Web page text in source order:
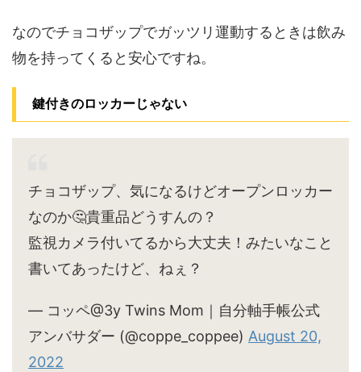
なのでチョコザップでガッツリ運動するときは飲み
物を持ってくると安心ですね。
鍵付きのロッカーじゃない
チョコザップ、気になるけどオープンロッカー
なのか🤔貴重品どうすんの？
監視カメラ付いてるから大丈夫！みたいなこと
書いてあったけど、ねぇ？
— コッペ@3y Twins Mom｜自分軸手帳公式
アンバサダー (@coppe_coppee) August 20,
2022